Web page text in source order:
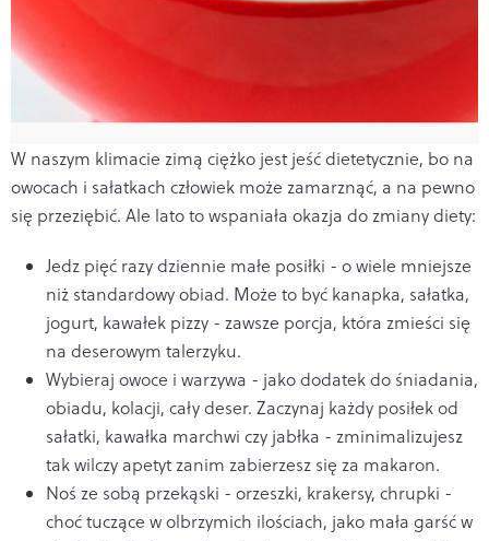
W naszym klimacie zimą ciężko jest jeść dietetycznie, bo na
owocach i sałatkach człowiek może zamarznąć, a na pewno
się przeziębić. Ale lato to wspaniała okazja do zmiany diety:
Jedz pięć razy dziennie małe posiłki - o wiele mniejsze
niż standardowy obiad. Może to być kanapka, sałatka,
jogurt, kawałek pizzy - zawsze porcja, która zmieści się
na deserowym talerzyku.
Wybieraj owoce i warzywa - jako dodatek do śniadania,
obiadu, kolacji, cały deser. Zaczynaj każdy posiłek od
sałatki, kawałka marchwi czy jabłka - zminimalizujesz
tak wilczy apetyt zanim zabierzesz się za makaron.
Noś ze sobą przekąski - orzeszki, krakersy, chrupki -
choć tuczące w olbrzymich ilościach, jako mała garść w